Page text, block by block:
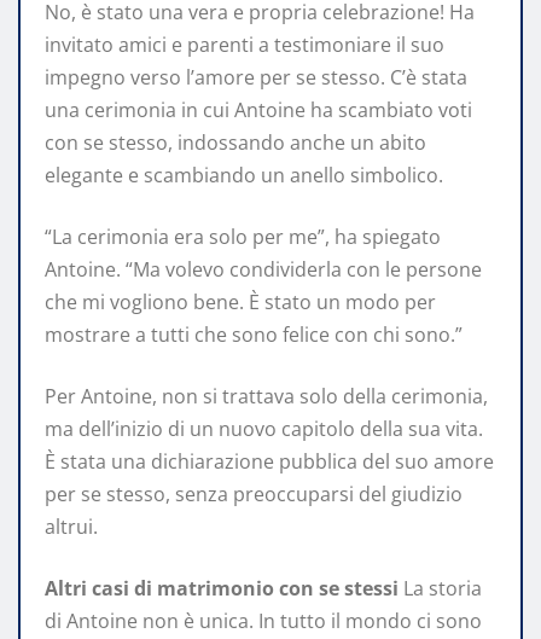
No, è stato una vera e propria celebrazione! Ha
invitato amici e parenti a testimoniare il suo
impegno verso l’amore per se stesso. C’è stata
una cerimonia in cui Antoine ha scambiato voti
con se stesso, indossando anche un abito
elegante e scambiando un anello simbolico.
“La cerimonia era solo per me”, ha spiegato
Antoine. “Ma volevo condividerla con le persone
che mi vogliono bene. È stato un modo per
mostrare a tutti che sono felice con chi sono.”
Per Antoine, non si trattava solo della cerimonia,
ma dell’inizio di un nuovo capitolo della sua vita.
È stata una dichiarazione pubblica del suo amore
per se stesso, senza preoccuparsi del giudizio
altrui.
Altri casi di matrimonio con se stessi La storia
di Antoine non è unica. In tutto il mondo ci sono